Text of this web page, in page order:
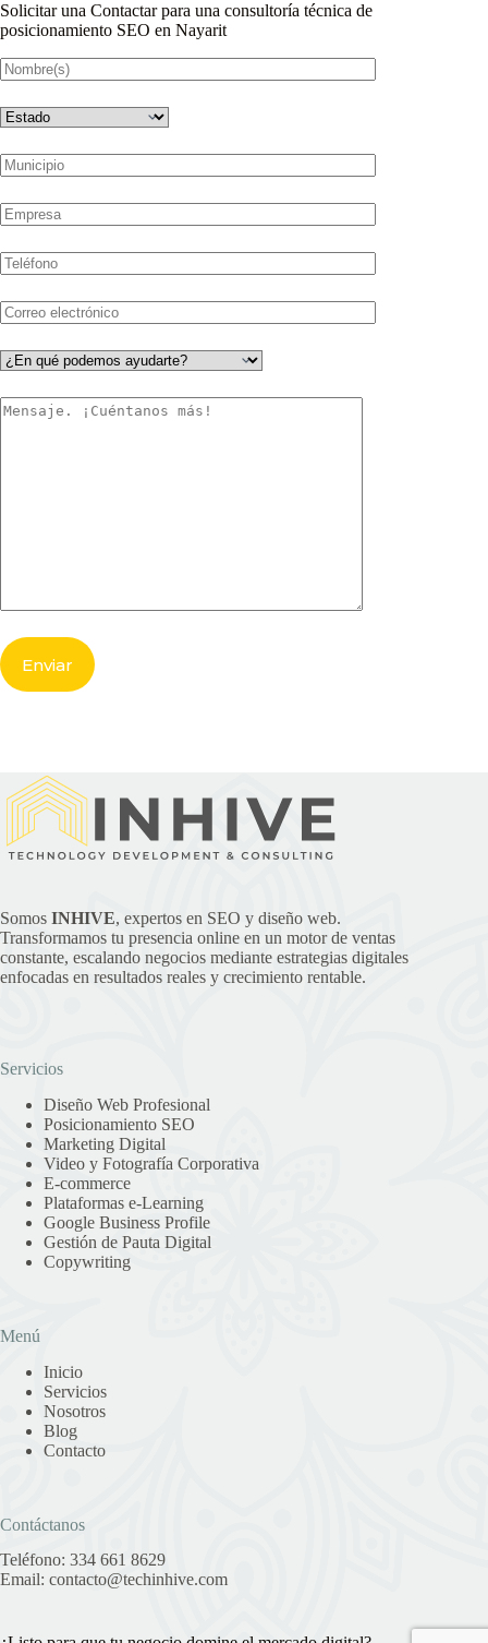
Solicitar una Contactar para una consultoría técnica de
posicionamiento SEO en Nayarit
Somos INHIVE, expertos en SEO y diseño web.
Transformamos tu presencia online en un motor de ventas
constante, escalando negocios mediante estrategias digitales
enfocadas en resultados reales y crecimiento rentable.
Servicios
Diseño Web Profesional
Posicionamiento SEO
Marketing Digital
Video y Fotografía Corporativa
E-commerce
Plataformas e-Learning
Google Business Profile
Gestión de Pauta Digital
Copywriting
Menú
Inicio
Servicios
Nosotros
Blog
Contacto
Contáctanos
Teléfono: 334 661 8629
Email: contacto@techinhive.com